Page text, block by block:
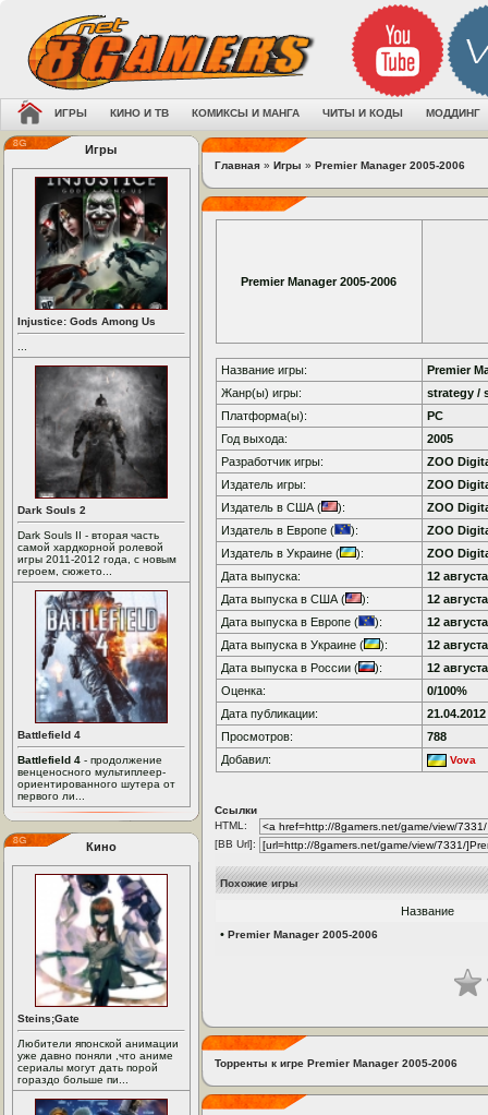
ИГРЫ КИНО И ТВ КОМИКСЫ И МАНГА ЧИТЫ И КОДЫ МОДДИНГ
Игры
Injustice: Gods Among Us
Dark Souls 2
Dark Souls II - вторая часть
самой хардкорной ролевой
игры 2011-2012 года, с новым
героем, сюжето...
Battlefield 4
Battlefield 4 - продолжение
венценосного мультиплеер-
ориентированного шутера от
первого ли...
Кино
Steins;Gate
Любители японской анимации
уже давно поняли ,что аниме
сериалы могут дать порой
гораздо больше пи...
Главная » Игры » Premier Manager 2005-2006
Premier Manager 2005-2006
Название игры:
Premier
Жанр(ы) игры:
strategy /
Платформа(ы):
PC
Год выхода:
2005
Разработчик игры:
ZOO
Издатель игры:
ZOO
Издатель в США (
):
ZOO
Издатель в Европе (
):
ZOO
Издатель в Украине (
):
ZOO
Дата выпуска:
12
Дата выпуска в США (
):
12
Дата выпуска в Европе (
):
12
Дата выпуска в Украине (
):
12
Дата выпуска в России (
):
12
Оценка:
0/100%
Дата публикации:
21.04.2012
Просмотров:
788
Добавил:
Vova
Ссылки
HTML:
[BB Url]:
Похожие игры
Название
• Premier Manager 2005-2006
Торренты к игре Premier Manager 2005-2006